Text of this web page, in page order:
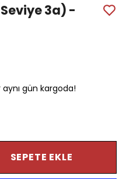
3a) -
gün kargoda!
SEPETE EKLE